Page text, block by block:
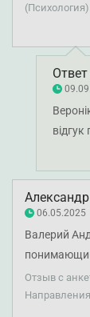
лечиться!
чути,
Александр
06.05.2025
Валерий
него под
гораздо
Отзыв с